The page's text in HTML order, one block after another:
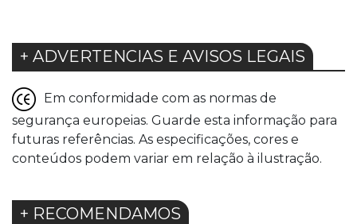
+ ADVERTENCIAS E AVISOS LEGAIS
Em conformidade com as normas de
segurança europeias. Guarde esta informação para
futuras referências. As especificações, cores e
conteúdos podem variar em relação à ilustração.
+ RECOMENDAMOS